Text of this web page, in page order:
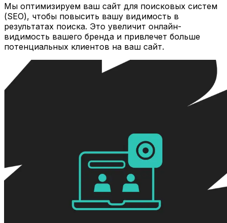
Мы оптимизируем ваш сайт для поисковых систем
(SEO), чтобы повысить вашу видимость в
результатах поиска. Это увеличит онлайн-
видимость вашего бренда и привлечет больше
потенциальных клиентов на ваш сайт.